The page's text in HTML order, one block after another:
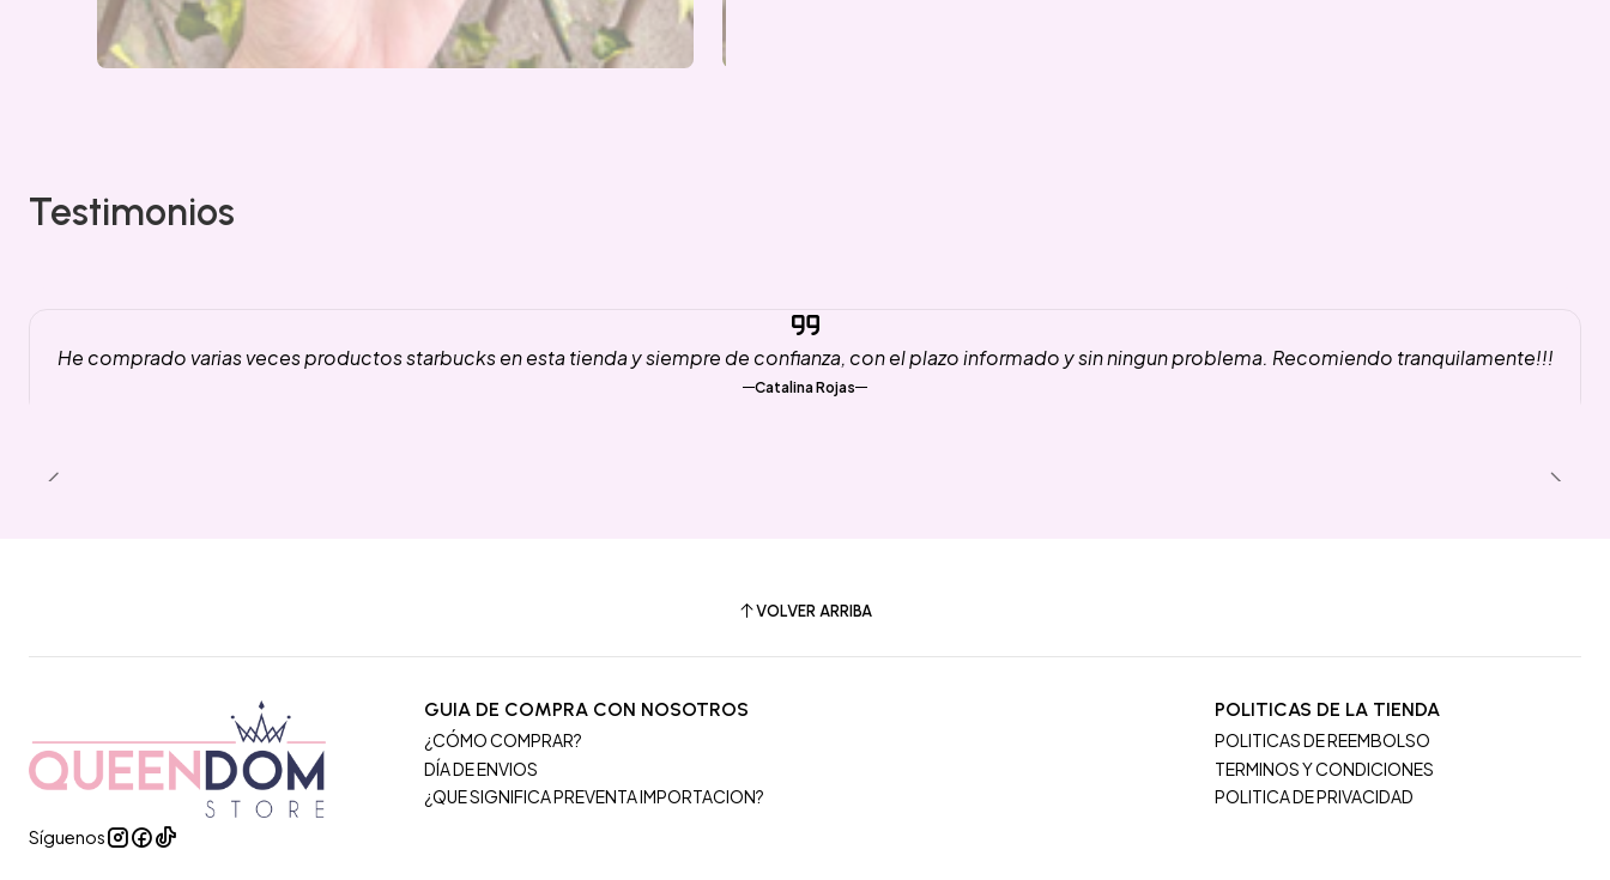
Testimonios
He comprado varias veces productos starbucks en esta tienda y siempre de confianza, con el plazo informado y sin ningun problema. Recomiendo tranquilamente!!!
Catalina Rojas
VOLVER ARRIBA
Síguenos
GUIA DE COMPRA CON NOSOTROS
¿CÓMO COMPRAR?
DÍA DE ENVIOS
¿QUE SIGNIFICA PREVENTA IMPORTACION?
POLITICAS DE LA TIENDA
POLITICAS DE REEMBOLSO
TERMINOS Y CONDICIONES
POLITICA DE PRIVACIDAD